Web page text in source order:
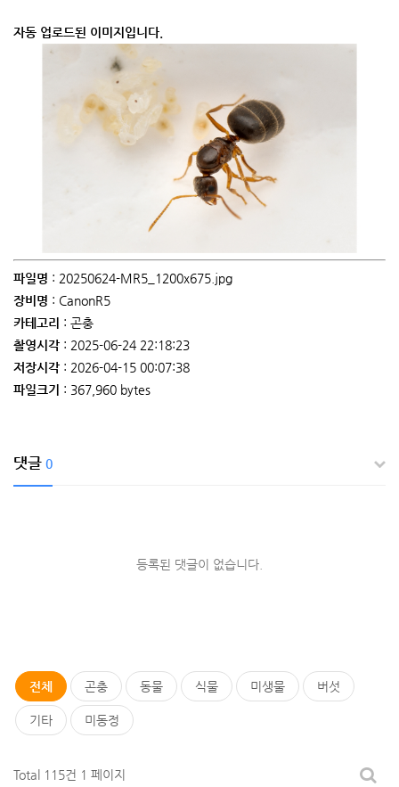
자동 업로드된 이미지입니다.
파일명 : 20250624-MR5_1200x675.jpg
장비명 : CanonR5
카테고리 : 곤충
촬영시각 : 2025-06-24 22:18:23
저장시각 : 2026-04-15 00:07:38
파일크기
: 367,960 bytes
댓글 0
등록된 댓글이 없습니다.
전체 곤충 동물 식물 미생물 버섯
기타 미동정
Total 115건 1 페이지